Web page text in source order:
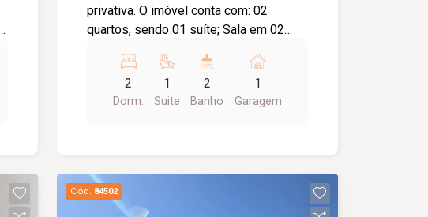
privativa. O imóvel conta com: 02
quartos, sendo 01 suíte; Sala em 02
com pia; Banheiro social; Lavanderia; 01
vaga de estacionamento descoberta; O
condomínio conta com: Portaria 24
alarme; Salão de festas; Playground;
Piscina; Diferenciais: Piso em
2
Dorm.
1
Suite
2
Banho
1
Garagem
Cód. 84502